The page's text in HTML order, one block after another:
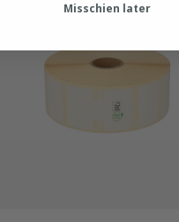
Misschien later